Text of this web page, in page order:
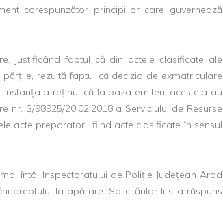
corespunzător principiilor care guvernează
justificând faptul că din actele clasificate ale
rezultă faptul că decizia de exmatriculare
a reținut că la baza emiterii acesteia au
S/98925/20.02.2018 a Serviciului de Resurse
acte preparatorii fiind acte clasificate în sensul
întâi Inspectoratului de Poliție Județean Arad
dreptului la apărare. Solicitărilor li s-a răspuns